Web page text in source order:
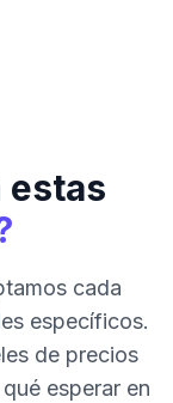
estas
cada
específicos.
de precios
esperar en